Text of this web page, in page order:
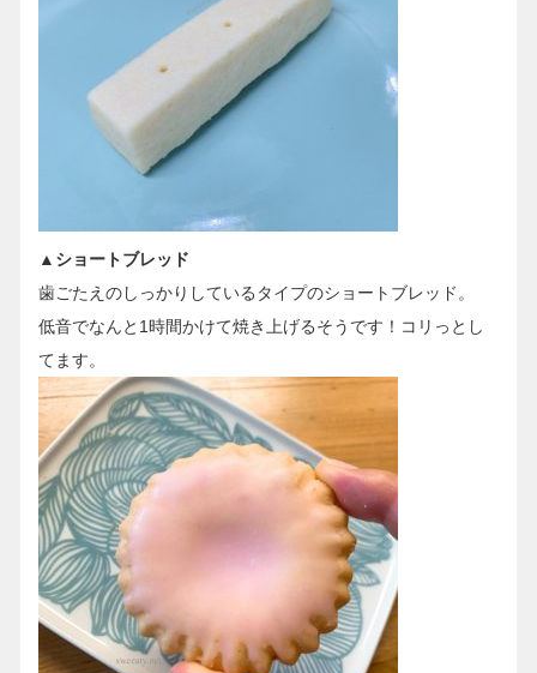
▲ショートブレッド
歯ごたえのしっかりしているタイプのショートブレッド。
低音でなんと1時間かけて焼き上げるそうです！コリっとし
てます。